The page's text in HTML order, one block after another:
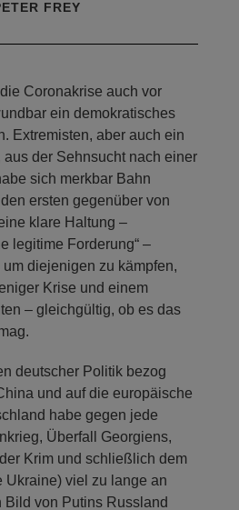
haben
Coronakrise auch vor
ein demokratisches
der Sehnsucht nach einer
sich merkbar Bahn
ersten gegenüber von
klare Haltung –
legitime Forderung“ –
diejenigen zu kämpfen,
Krise und einem
– gleichgültig, ob es das
deutscher Politik bezog
und auf die europäische
habe gegen jede
Überfall Georgiens,